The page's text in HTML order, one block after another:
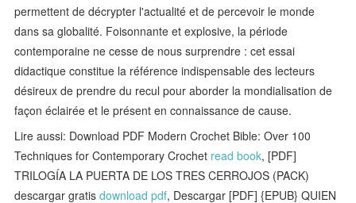
permettent de décrypter l'actualité et de percevoir le monde
dans sa globalité. Foisonnante et explosive, la période
contemporaine ne cesse de nous surprendre : cet essai
didactique constitue la référence indispensable des lecteurs
désireux de prendre du recul pour aborder la mondialisation de
façon éclairée et le présent en connaissance de cause.
Lire aussi: Download PDF Modern Crochet Bible: Over 100
Techniques for Contemporary Crochet read book, [PDF]
TRILOGÍA LA PUERTA DE LOS TRES CERROJOS (PACK)
descargar gratisdownload pdf, Descargar [PDF] {EPUB} QUIEN